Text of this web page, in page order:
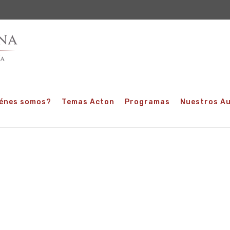
somos? Temas Acton Programas Nuestros